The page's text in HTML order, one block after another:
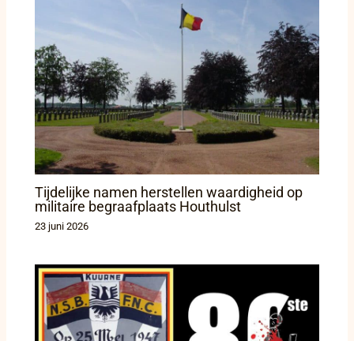
Tijdelijke namen herstellen waardigheid op
militaire begraafplaats Houthulst
23 juni 2026